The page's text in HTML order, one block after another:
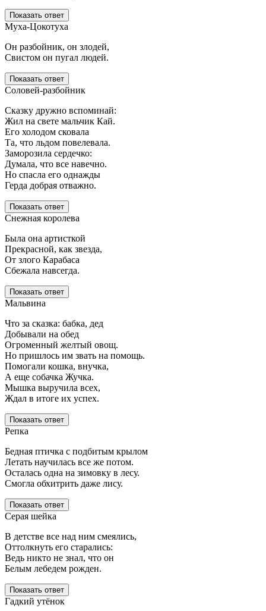
Показать ответ
Муха-Цокотуха
Он разбойник, он злодей,
Свистом он пугал людей.
Показать ответ
Соловей-разбойник
Сказку дружно вспоминай:
Жил на свете мальчик Кай.
Его холодом сковала
Та, что льдом повелевала.
Заморозила сердечко:
Думала, что все навечно.
Но спасла его однажды
Герда добрая отважно.
Показать ответ
Снежная королева
Была она артисткой
Прекрасной, как звезда,
От злого Карабаса
Сбежала навсегда.
Показать ответ
Мальвина
Что за сказка: бабка, дед
Добывали на обед
Огроменный желтый овощ.
Но пришлось им звать на помощь.
Помогали кошка, внучка,
А еще собачка Жучка.
Мышка выручила всех,
Ждал в итоге их успех.
Показать ответ
Репка
Бедная птичка с подбитым крылом
Летать научилась все же потом.
Осталась одна на зимовку в лесу.
Смогла обхитрить даже лису.
Показать ответ
Серая шейка
В детстве все над ним смеялись,
Оттолкнуть его старались:
Ведь никто не знал, что он
Белым лебедем рожден.
Показать ответ
Гадкий утёнок